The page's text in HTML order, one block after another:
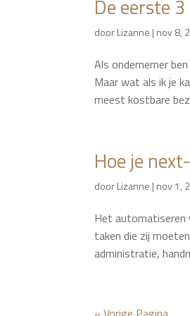
De eerste
doorLizanne | nov 8,
Als ondernemer
Maar wat als ik je
meest kostbare
Hoe je
doorLizanne | nov 1,
Het automatiseren
taken die zij
administratie,